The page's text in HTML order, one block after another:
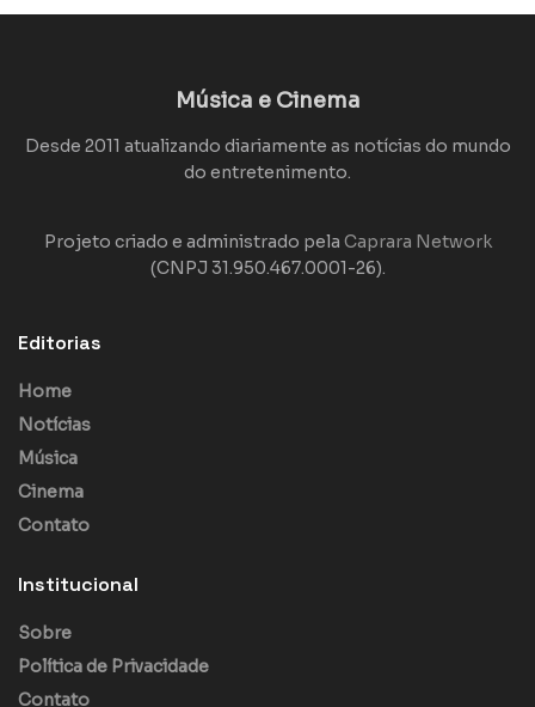
Música e Cinema
Desde 2011 atualizando diariamente as notícias do mundo
do entretenimento.
Projeto criado e administrado pela Caprara Network
(CNPJ 31.950.467.0001-26).
Editorias
Home
Notícias
Música
Cinema
Contato
Institucional
Sobre
Política de Privacidade
Contato